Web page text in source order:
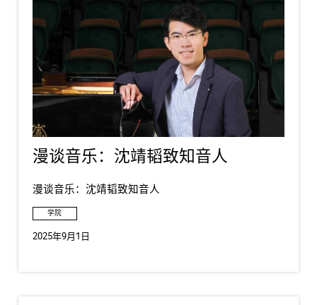
漫谈音乐：沈靖韬致知音人
漫谈音乐：沈靖韬致知音人
学院
2025年9月1日